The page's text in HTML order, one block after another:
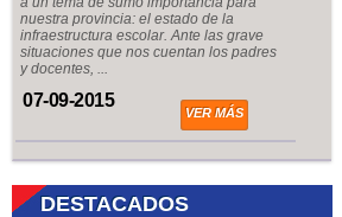
nuestra provincia: el estado de la
infraestructura escolar. Ante las grave
situaciones que nos cuentan los padres
y docentes, ...
07-09-2015
VER MÁS
DESTACADOS